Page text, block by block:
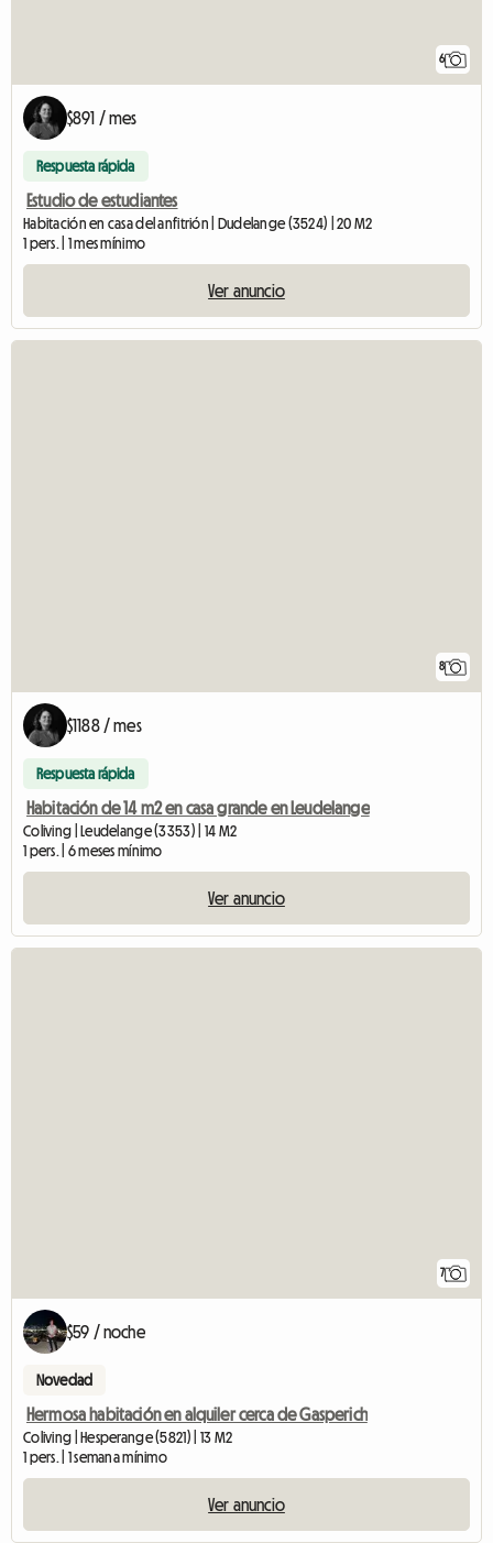
6
$891 / mes
Respuesta rápida
Estudio de estudiantes
Habitación en casa del anfitrión | Dudelange (3524) | 20 M2
1 pers. | 1 mes mínimo
Ver anuncio
8
$1188 / mes
Respuesta rápida
Habitación de 14 m2 en casa grande en Leudelange
Coliving | Leudelange (3353) | 14 M2
1 pers. | 6 meses mínimo
Ver anuncio
7
$59 / noche
Novedad
Hermosa habitación en alquiler cerca de Gasperich
Coliving | Hesperange (5821) | 13 M2
1 pers. | 1 semana mínimo
Ver anuncio